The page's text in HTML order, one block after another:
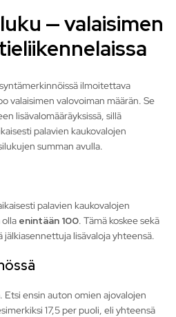
— valaisimen
ilmoitettava
valaisimen valovoiman määrän. Se
lisävalomääräyksissä, sillä
palavien kaukovalojen
summan avulla.
palavien kaukovalojen
enintään 100. Tämä koskee sekä
lisävaloja yhteensä.
Etsi ensin auton omien ajovalojen
17,5 per puoli, eli yhteensä